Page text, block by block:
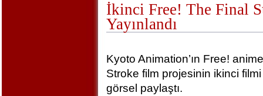
İkinci Free! The Final
Yayınlandı
Kyoto Animation’ın Free!
Stroke film projesinin ikinci
görsel paylaştı.